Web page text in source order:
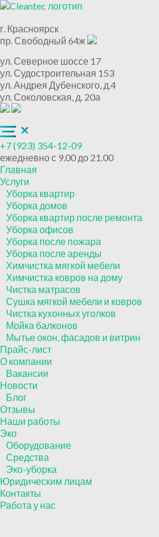
г. Красноярск
пр. Свободный 64ж
ул. Северное шоссе 17
ул. Судостроительная 153
ул. Андрея Дубенского, д.4
ул. Соколовская, д. 20а
+7 (923) 354-12-09
ежедневно с 9.00 до 21.00
Главная
Услуги
Уборка квартир
Уборка домов
Уборка квартир после ремонта
Уборка офисов
Уборка после пожара
Уборка после аренды
Химчистка мягкой мебели
Химчистка ковров на дому
Чистка матрасов
Сушка мягкой мебели и ковров
Чистка кухонных уголков
Мойка балконов
Мытье окон, фасадов и витрин
Прайс-лист
О компании
Вакансии
Новости
Блог
Отзывы
Наши работы
Эко
Оборудование
Средства
Эко-уборка
Юридическим лицам
Контакты
Работа у нас